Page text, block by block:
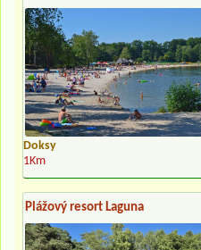
Doksy
1Km
Plážový resort Laguna